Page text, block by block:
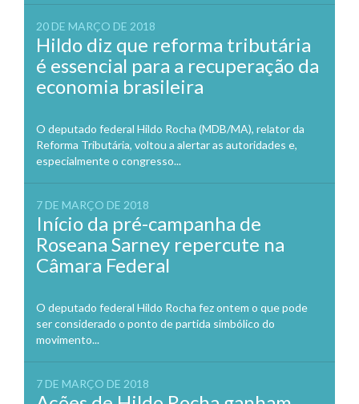
20 DE MARÇO DE 2018
Hildo diz que reforma tributária
é essencial para a recuperação da
economia brasileira
O deputado federal Hildo Rocha (MDB/MA), relator da
Reforma Tributária, voltou a alertar as autoridades e,
especialmente o congresso...
7 DE MARÇO DE 2018
Início da pré-campanha de
Roseana Sarney repercute na
Câmara Federal
O deputado federal Hildo Rocha fez ontem o que pode
ser considerado o ponto de partida simbólico do
movimento...
7 DE MARÇO DE 2018